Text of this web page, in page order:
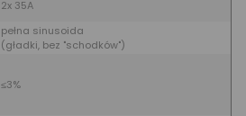
2x 35A
pełna sinusoida
(gładki, bez "schodków")
≤3%